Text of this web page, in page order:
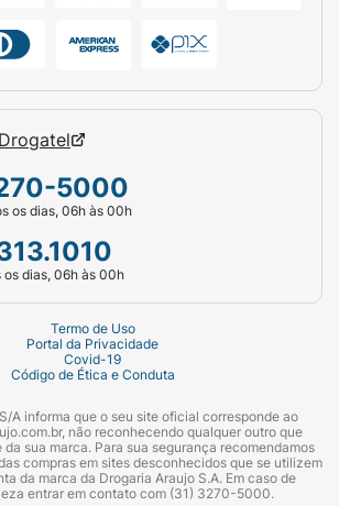
Drogatel
5000
os dias, 06h às 00h
os dias, 06h às 00h
Termo de Uso
Portal da Privacidade
Covid-19
Código de Ética e Conduta
A informa que o seu site oficial corresponde ao
não reconhecendo qualquer outro que
sua marca. Para sua segurança recomendamos
compras em sites desconhecidos que se utilizem
da marca da Drogaria Araujo S.A. Em caso de
entrar em contato com (31) 3270-5000.